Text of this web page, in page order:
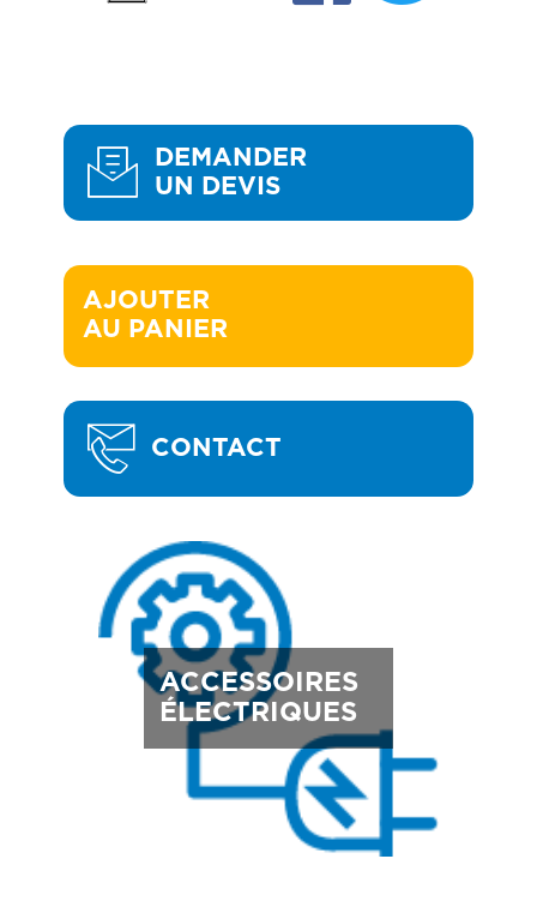
DEMANDER
UN DEVIS
AJOUTER
AU PANIER
CONTACT
ACCESSOIRES
ÉLECTRIQUES